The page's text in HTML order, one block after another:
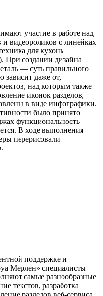
участие в работе над
видеороликов о линейках
для кухонь
создании дизайна
— суть правильного
зависит даже от,
над которым также
иконок разделов,
в виде инфографики.
было принято
функциональность
В ходе выполнения
перерисовали
поддержке и
Мерлен» специалисты
самые разнообразные
текстов, разработка
разделов веб-сервиса,